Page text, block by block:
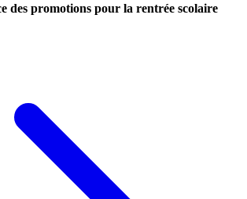
des promotions pour la rentrée scolaire